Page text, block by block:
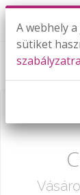
Számok
Már csak
A webhely
sütiket